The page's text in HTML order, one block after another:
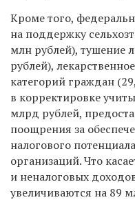
Кроме того,
на поддержку
млн рублей), тушение
рублей),
категорий граждан
в корректировке
млрд рублей,
поощрения за
налогового
организаций. Что
и неналоговых
увеличиваются на 89